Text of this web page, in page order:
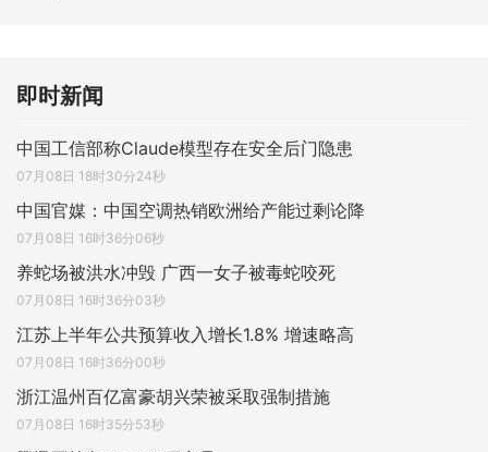
即时新闻
中国工信部称Claude模型存在安全后门隐患
07月08日 18时30分24秒
中国官媒：中国空调热销欧洲给产能过剩论降
07月08日 16时36分06秒
养蛇场被洪水冲毁 广西一女子被毒蛇咬死
07月08日 16时36分03秒
江苏上半年公共预算收入增长1.8% 增速略高
07月08日 16时36分00秒
浙江温州百亿富豪胡兴荣被采取强制措施
07月08日 16时35分53秒